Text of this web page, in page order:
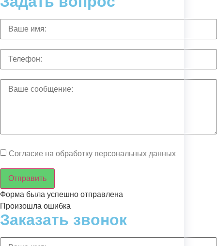
Согласие на обработку персональных данных
Отправить
Форма была успешно отправлена
Произошла ошибка
Заказать звонок